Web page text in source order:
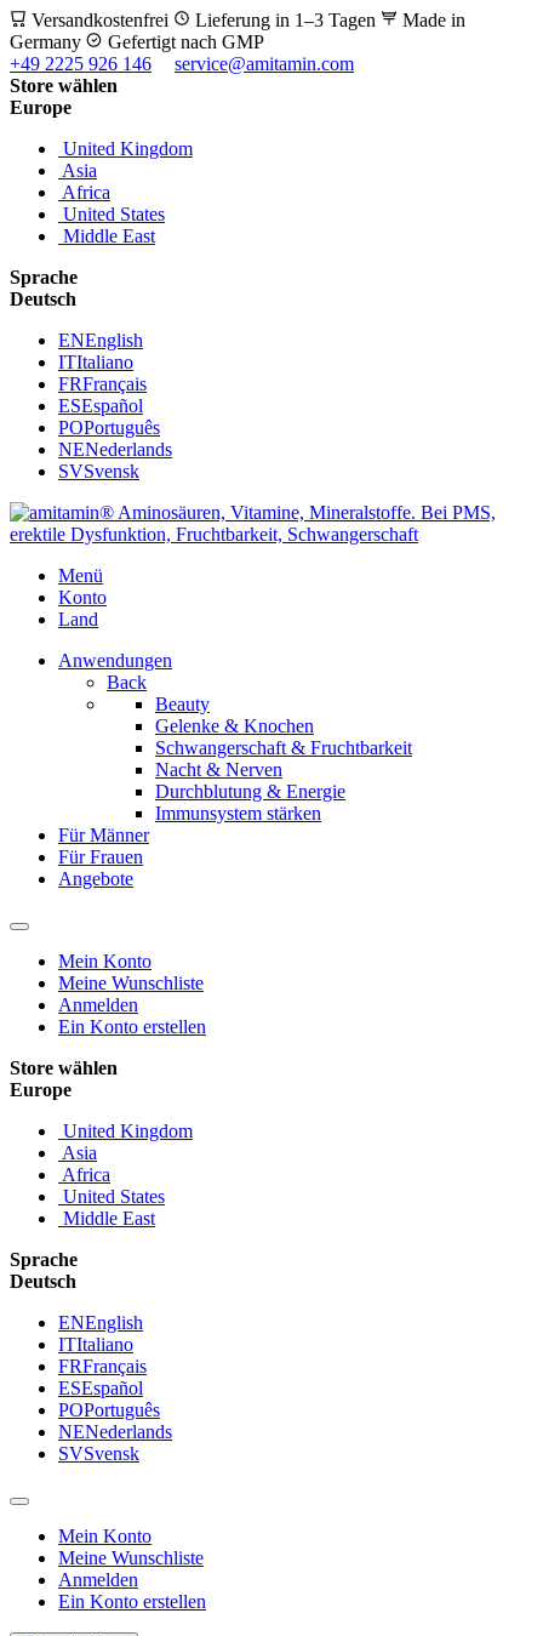
Versandkostenfrei Lieferung in 1–3 Tagen
Made in
Germany
Gefertigt nach GMP
+49 2225 926 146
service@amitamin.com
Store wählen
Europe
United Kingdom
Asia
Africa
United States
Middle East
Sprache
Deutsch
ENEnglish
ITItaliano
FRFrançais
ESEspañol
POPortuguês
NENederlands
SVSvensk
Menü
Konto
Land
Anwendungen
Back
Beauty
Gelenke & Knochen
Schwangerschaft & Fruchtbarkeit
Nacht & Nerven
Durchblutung & Energie
Immunsystem stärken
Für Männer
Für Frauen
Angebote
Mein Konto
Meine Wunschliste
Anmelden
Ein Konto erstellen
Store wählen
Europe
United Kingdom
Asia
Africa
United States
Middle East
Sprache
Deutsch
ENEnglish
ITItaliano
FRFrançais
ESEspañol
POPortuguês
NENederlands
SVSvensk
Mein Konto
Meine Wunschliste
Anmelden
Ein Konto erstellen